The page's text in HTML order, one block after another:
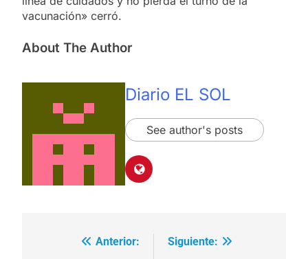
vacunación» cerró.
About The Author
Diario EL SOL
See author's posts
Navegación
Anterior:
Siguiente: